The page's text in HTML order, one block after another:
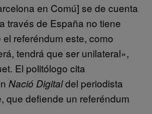
en Comú] se de cuenta
través de España no tiene
el referéndum este, como
tendrá que ser unilateral»,
El politólogo cita
Nació Digitaldel periodista
que defiende un referéndum